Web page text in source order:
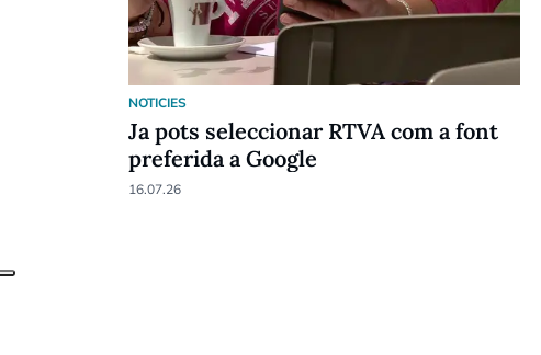
NOTICIES
Ja pots seleccionar RTVA com a font
preferida a Google
16.07.26